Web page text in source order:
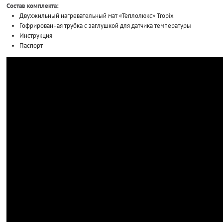
Состав комплекта:
Двухжильный нагревательный мат «Теплолюкс» Tropix
Гофрированная трубка с заглушкой для датчика температуры
Инструкция
Паспорт